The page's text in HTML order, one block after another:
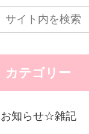
カテゴリー
お知らせ☆雑記